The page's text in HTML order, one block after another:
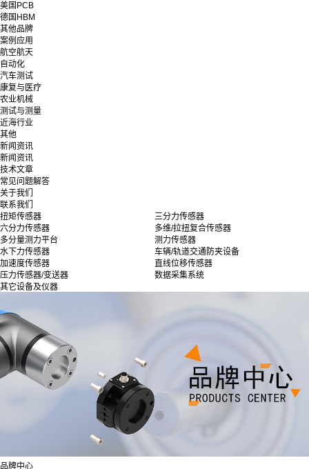
美国PCB
德国HBM
其他品牌
案例应用
航空航天
自动化
汽车测试
康复与医疗
农业机械
测试与测量
近海行业
其他
新闻资讯
新闻资讯
技术文章
常见问题解答
关于我们
联系我们
扭矩传感器
三分力传感器
六分力传感器
多维/拉扭复合传感器
多分量测力平台
测力传感器
水下力传感器
车辆/轨道交通防夹设备
加速度传感器
直线位移传感器
压力传感器/变送器
数据采集系统
其它设备及仪器
品牌中心